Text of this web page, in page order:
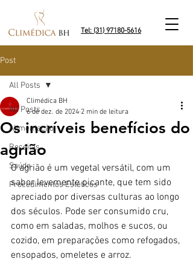
Tel: (31) 97180-5616
Post
All Posts
Alimentação
Receitas
Saúde
Procedimentos Estéticos
All Posts
Os incríveis benefícios do
agrião
Climédica BH
6 de dez. de 2024 2 min de leitura
O agrião é um vegetal versátil, com um
sabor levemente picante, que tem sido
apreciado por diversas culturas ao longo
dos séculos. Pode ser consumido cru,
como em saladas, molhos e sucos, ou
cozido, em preparações como refogados,
ensopados, omeletes e arroz.